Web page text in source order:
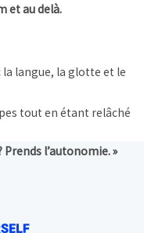
et au delà.
langue, la glotte et le
tout en étant relâché
l’autonomie. »